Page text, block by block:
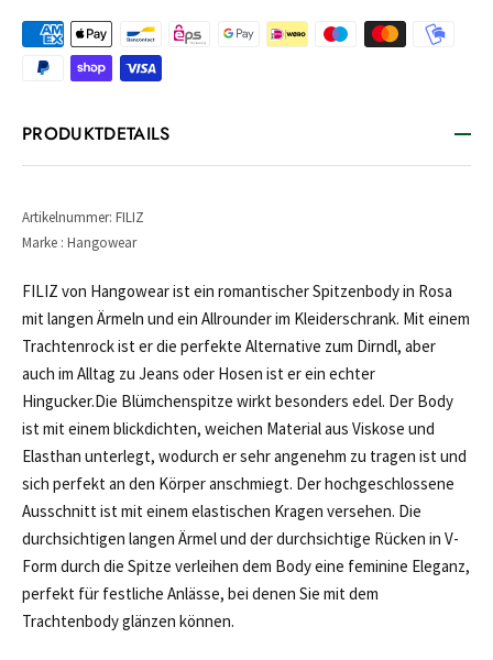
PRODUKTDETAILS
Artikelnummer: FILIZ
Marke : Hangowear
FILIZ von Hangowear ist ein romantischer Spitzenbody in Rosa
mit langen Ärmeln und ein Allrounder im Kleiderschrank. Mit einem
Trachtenrock ist er die perfekte Alternative zum Dirndl, aber
auch im Alltag zu Jeans oder Hosen ist er ein echter
Hingucker.Die Blümchenspitze wirkt besonders edel. Der Body
ist mit einem blickdichten, weichen Material aus Viskose und
Elasthan unterlegt, wodurch er sehr angenehm zu tragen ist und
sich perfekt an den Körper anschmiegt. Der hochgeschlossene
Ausschnitt ist mit einem elastischen Kragen versehen. Die
durchsichtigen langen Ärmel und der durchsichtige Rücken in V-
Form durch die Spitze verleihen dem Body eine feminine Eleganz,
perfekt für festliche Anlässe, bei denen Sie mit dem
Trachtenbody glänzen können.